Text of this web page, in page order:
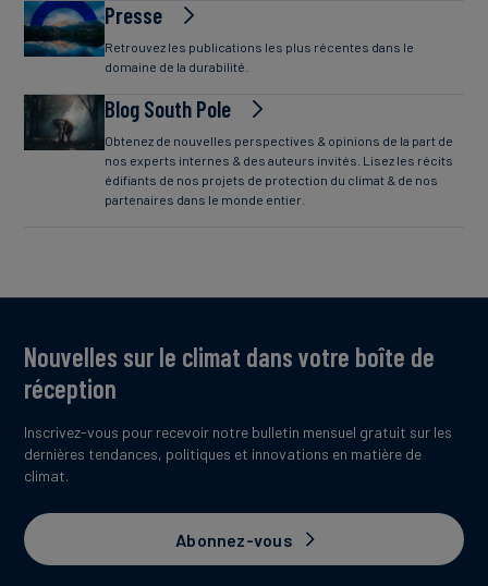
Presse
Retrouvez les publications les plus récentes dans le
domaine de la durabilité.
Blog South Pole
Obtenez de nouvelles perspectives & opinions de la part de
nos experts internes & des auteurs invités. Lisez les récits
édifiants de nos projets de protection du climat & de nos
partenaires dans le monde entier.
Nouvelles sur le climat dans votre boîte de
réception
Inscrivez-vous pour recevoir notre bulletin mensuel gratuit sur les
dernières tendances, politiques et innovations en matière de
climat.
Abonnez-vous